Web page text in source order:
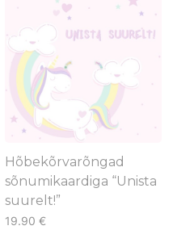
Hõbekõrvarõngad
sõnumikaardiga “Unista
suurelt!”
19.90 €